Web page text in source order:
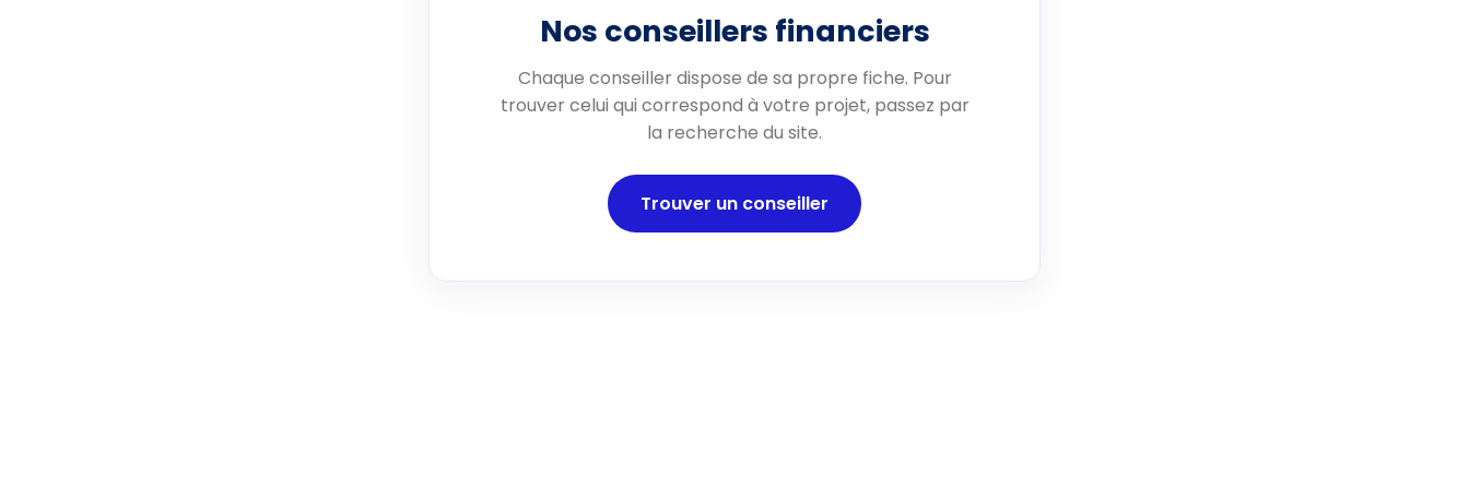
Nos conseillers financiers
Chaque conseiller dispose de sa propre fiche. Pour
trouver celui qui correspond à votre projet, passez par
la recherche du site.
Trouver un conseiller